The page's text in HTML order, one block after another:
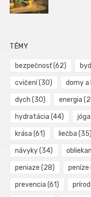
TÉMY
bezpečnosť(62)
cvičení(30) domy
dych (30) energia
hydratácia (44) jóga
krása (61) liečba (35)
návyky(34)
peniaze (28) peníze
prevencia (61)